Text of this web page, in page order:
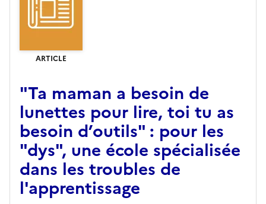
ARTICLE
"Ta maman a besoin de
lunettes pour lire, toi tu as
besoin d’outils" : pour les
"dys", une école spécialisée
dans les troubles de
l'apprentissage